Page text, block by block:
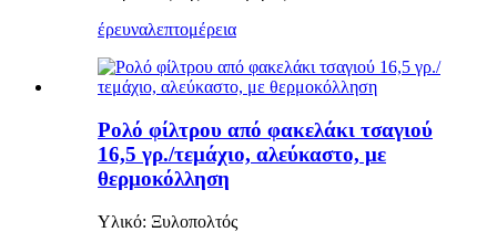
έρευναλεπτομέρεια
Ρολό φίλτρου από φακελάκι τσαγιού
16,5 γρ./τεμάχιο, αλεύκαστο, με
θερμοκόλληση
Υλικό: Ξυλοπολτός